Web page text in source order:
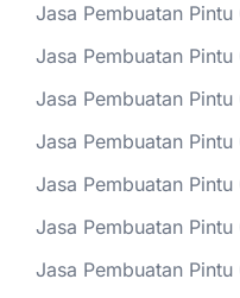
Jasa Pembuatan
Jasa Pembuatan
Jasa Pembuatan
Jasa Pembuatan Pintu
Jasa Pembuatan
Jasa Pembuatan
Jasa Pembuatan